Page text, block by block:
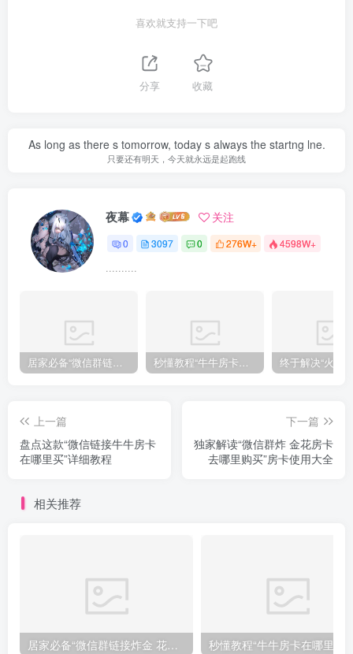
喜欢就支持一下吧
分享 收藏
As long as there s tomorrow, today s always the startng lne.
只要还有明天，今天就永远是起跑线
夜幕 关注
0 3097 0 276W+ 4598W+
..........
居家必备“微信群链接炸金 花房卡”获取房卡教程 秒懂教程“牛牛房卡在哪里买”详细房卡怎么购买教程推荐一款
上一篇
盘点这款“微信链接牛牛房卡
在哪里买”详细教程
下一篇
独家解读“微信群炸 金花房卡
去哪里购买”房卡使用大全
相关推荐
居家必备“微信群链接炸金 花房卡”获取房卡教程